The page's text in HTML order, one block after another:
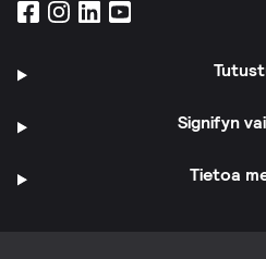
Signifyn
Tietoa